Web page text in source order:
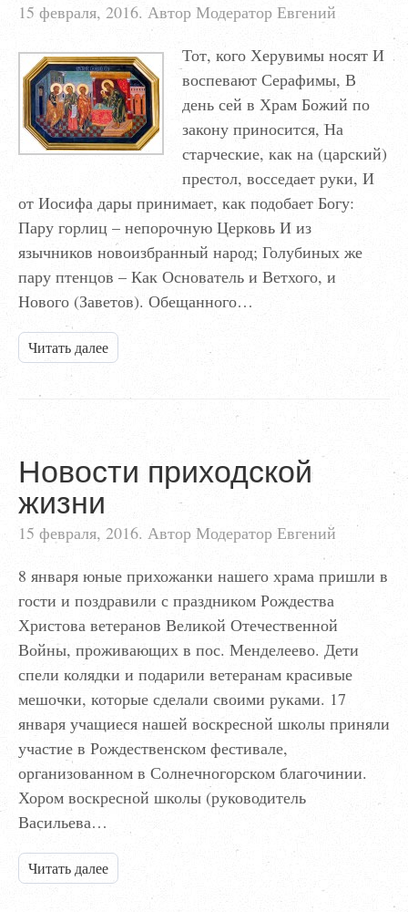
15 февраля, 2016. Автор Модератор Евгений
Тот, кого Херувимы носят И
воспевают Серафимы, В
день сей в Храм Божий по
закону приносится, На
старческие, как на (царский)
престол, восседает руки, И
от Иосифа дары принимает, как подобает Богу:
Пару горлиц – непорочную Церковь И из
язычников новоизбранный народ; Голубиных же
пару птенцов – Как Основатель и Ветхого, и
Нового (Заветов). Обещанного…
Читать далее
Новости приходской
жизни
15 февраля, 2016. Автор Модератор Евгений
8 января юные прихожанки нашего храма пришли в
гости и поздравили с праздником Рождества
Христова ветеранов Великой Отечественной
Войны, проживающих в пос. Менделеево. Дети
спели колядки и подарили ветеранам красивые
мешочки, которые сделали своими руками. 17
января учащиеся нашей воскресной школы приняли
участие в Рождественском фестивале,
организованном в Солнечногорском благочинии.
Хором воскресной школы (руководитель
Васильева…
Читать далее